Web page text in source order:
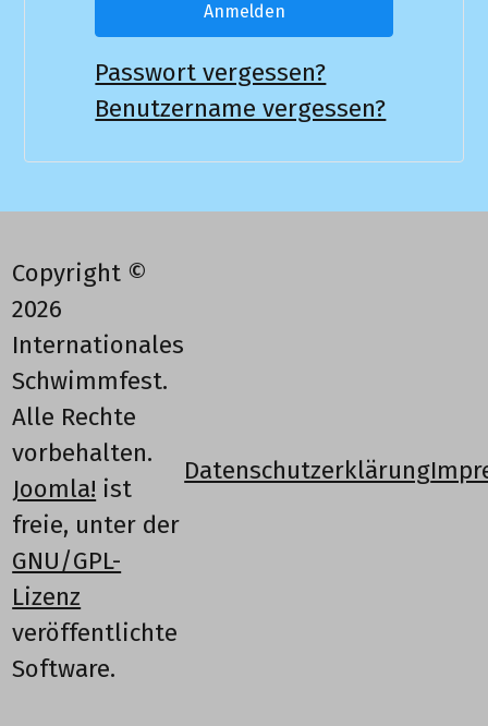
Anmelden
Passwort vergessen?
Benutzername vergessen?
Copyright ©
2026
Internationales
Schwimmfest.
Alle Rechte
vorbehalten.
Joomla! ist
freie, unter der
GNU/GPL-
Lizenz
veröffentlichte
Software.
Datenschutzerklärung